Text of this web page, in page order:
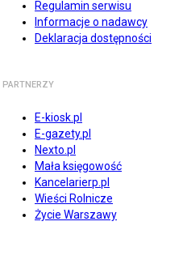
Regulamin serwisu
Informacje o nadawcy
Deklaracja dostępności
PARTNERZY
E-kiosk.pl
E-gazety.pl
Nexto.pl
Mała księgowość
Kancelarierp.pl
Wieści Rolnicze
Życie Warszawy